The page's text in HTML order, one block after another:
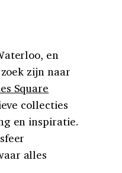
en
zijn naar
Square
collecties
en inspiratie.
alles